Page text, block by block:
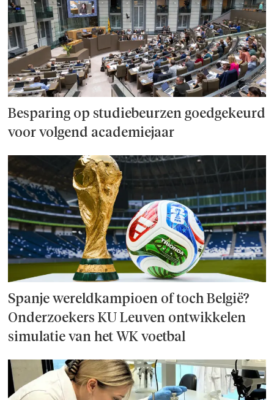
Besparing op studie­beurzen goed­ge­keurd
voor volgend academiejaar
Spanje wereld­kampioen of toch België?
Onderzoek­ers KU Leuven ontwikkelen
simulatie van het WK voetbal